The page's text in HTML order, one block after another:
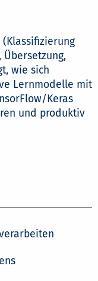
Übersetzung,
wie sich
Lernmodelle mit
Keras
und produktiv